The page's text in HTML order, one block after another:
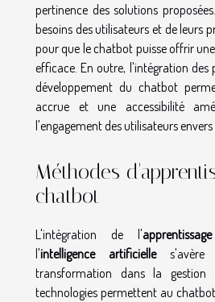
pertinence des solutions
besoins des utilisateurs et de leurs
pour que le chatbot puisse offrir
efficace. En outre, l'intégration des
développement du chatbot
accrue et une accessibilité
l'engagement des utilisateurs envers
Méthodes
chatbot
L'intégration de l'
l'intelligence artificielles'avère
transformation dans la gestion
technologies permettent au